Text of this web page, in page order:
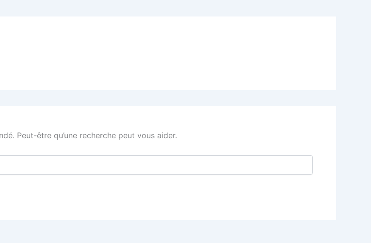
Peut-être qu’une recherche peut vous aider.